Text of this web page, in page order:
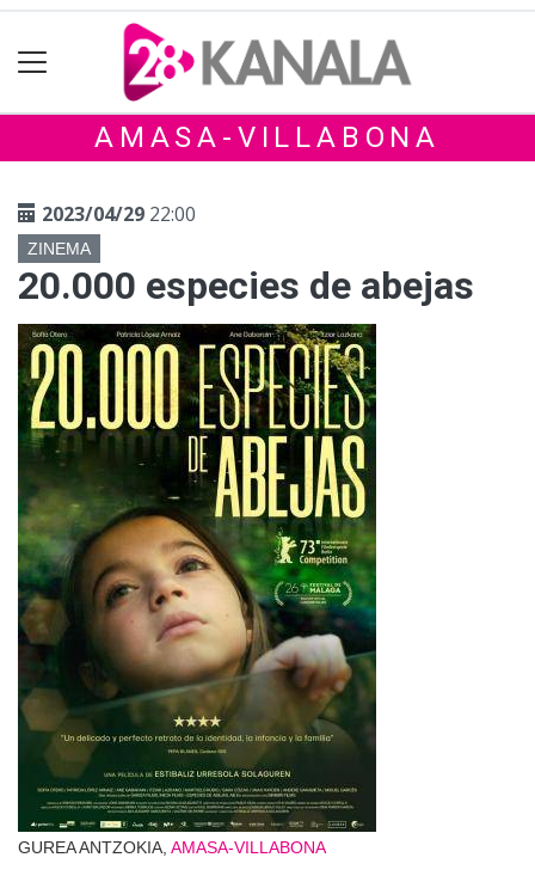
AMASA-VILLABONA
2023/04/29 22:00
ZINEMA
20.000 especies de abejas
GUREA ANTZOKIA, AMASA-VILLABONA